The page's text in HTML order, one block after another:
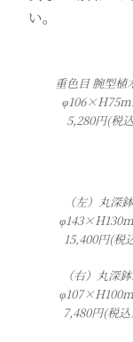
い。
重色目 腕型植
5,280円(税
（左）丸深
15,400円(税
（右）丸深
7,480円(税込